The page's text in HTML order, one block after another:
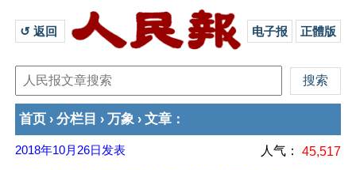
↺ 返回 电子报 正體版
首页 › 分栏目 › 万象 › 文章 ：
2018年10月26日 发表 人气： 45,517